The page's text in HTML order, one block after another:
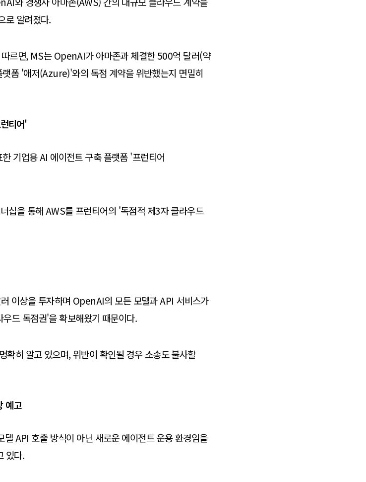
로 알려졌다.
르면, MS는 OpenAI가 아마존과 체결한 500억 달러(약
폼 '애저(Azure)'와의 독점 계약을 위반했는지 면밀히
티어'
기업용 AI 에이전트 구축 플랫폼 '프런티어
십을 통해 AWS를 프런티어의 '독점적 제3자 클라우드
이상을 투자하며 OpenAI의 모든 모델과 API 서비스가
드 독점권'을 확보해왔기 때문이다.
확히 알고 있으며, 위반이 확인될 경우 소송도 불사할
예고
API 호출 방식이 아닌 새로운 에이전트 운용 환경임을
있다.